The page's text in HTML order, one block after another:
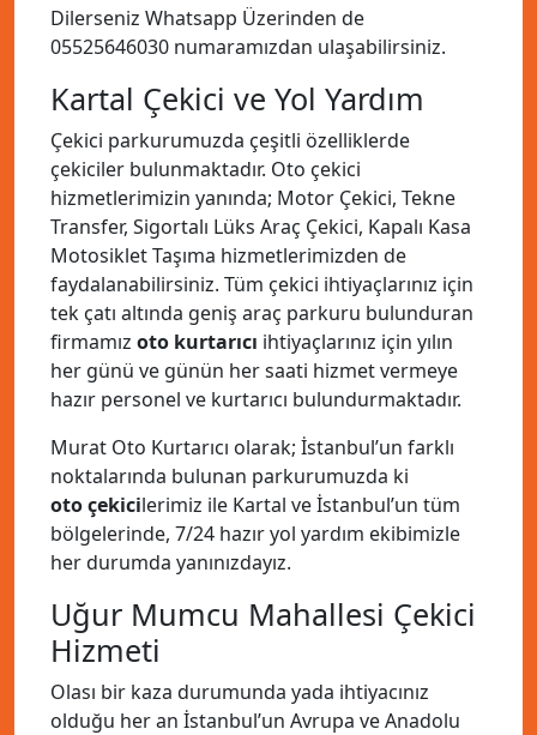
Dilerseniz Whatsapp Üzerinden de
05525646030 numaramızdan ulaşabilirsiniz.
Kartal Çekici ve Yol Yardım
Çekici parkurumuzda çeşitli özelliklerde
çekiciler bulunmaktadır. Oto çekici
hizmetlerimizin yanında; Motor Çekici, Tekne
Transfer, Sigortalı Lüks Araç Çekici, Kapalı Kasa
Motosiklet Taşıma hizmetlerimizden de
faydalanabilirsiniz. Tüm çekici ihtiyaçlarınız için
tek çatı altında geniş araç parkuru bulunduran
firmamız oto kurtarıcı ihtiyaçlarınız için yılın
her günü ve günün her saati hizmet vermeye
hazır personel ve kurtarıcı bulundurmaktadır.
Murat Oto Kurtarıcı olarak; İstanbul’un farklı
noktalarında bulunan parkurumuzda ki
oto çekicilerimiz ile Kartal ve İstanbul’un tüm
bölgelerinde, 7/24 hazır yol yardım ekibimizle
her durumda yanınızdayız.
Uğur Mumcu Mahallesi Çekici
Hizmeti
Olası bir kaza durumunda yada ihtiyacınız
olduğu her an İstanbul’un Avrupa ve Anadolu